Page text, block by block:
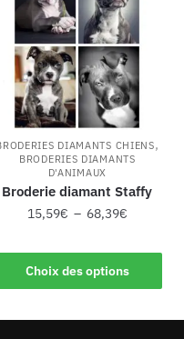
DIAMANTS CHIENS,
BRODERIES DIAMANTS
D'ANIMAUX
Broderie diamant Staffy
15,59€ – 68,39€
Choix des options